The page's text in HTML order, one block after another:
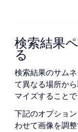
アイコ
クスを
明度を
ズ、
ク
ーで
選択
テキス
ョンを
イライ
検索結果
る
検索結果のサム
て異なる場所か
マイズすること
下記のオプショ
わせて画像を調